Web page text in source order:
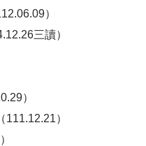
）
三讀）
）
）